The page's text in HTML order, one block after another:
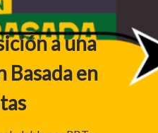
a una
en